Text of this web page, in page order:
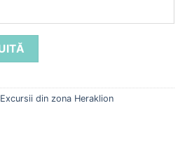
Excursii din zona Heraklion